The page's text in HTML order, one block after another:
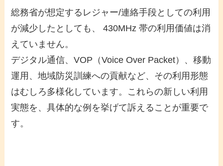
総務省が想定するレジャー/連絡手段としての利用
が減少したとしても、 430MHz 帯の利用価値は消
えていません。
デジタル通信、VOP（Voice Over Packet）、移動
運用、地域防災訓練への貢献など、その利用形態
はむしろ多様化しています。これらの新しい利用
実態を、具体的な例を挙げて訴えることが重要で
す。